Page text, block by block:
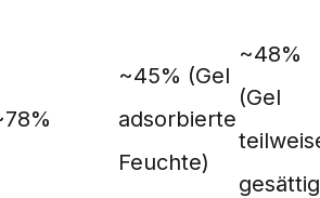
~45% (Gel
adsorbierte
Feuchte)
~48%
(Gel